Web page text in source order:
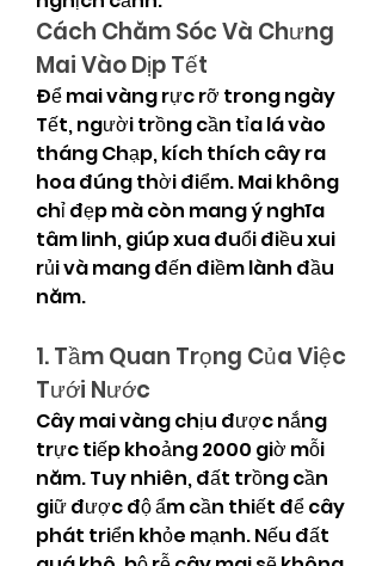
Cách Chăm Sóc Và Chưng
Mai Vào Dịp Tết
Để mai vàng rực rỡ trong ngày
Tết, người trồng cần tỉa lá vào
tháng Chạp, kích thích cây ra
hoa đúng thời điểm. Mai không
chỉ đẹp mà còn mang ý nghĩa
tâm linh, giúp xua đuổi điều xui
rủi và mang đến điềm lành đầu
năm.
1. Tầm Quan Trọng Của Việc
Tưới Nước
Cây mai vàng chịu được nắng
trực tiếp khoảng 2000 giờ mỗi
năm. Tuy nhiên, đất trồng cần
giữ được độ ẩm cần thiết để cây
phát triển khỏe mạnh. Nếu đất